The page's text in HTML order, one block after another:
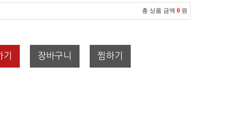
총 상품 금액 0 원
장바구니 찜하기